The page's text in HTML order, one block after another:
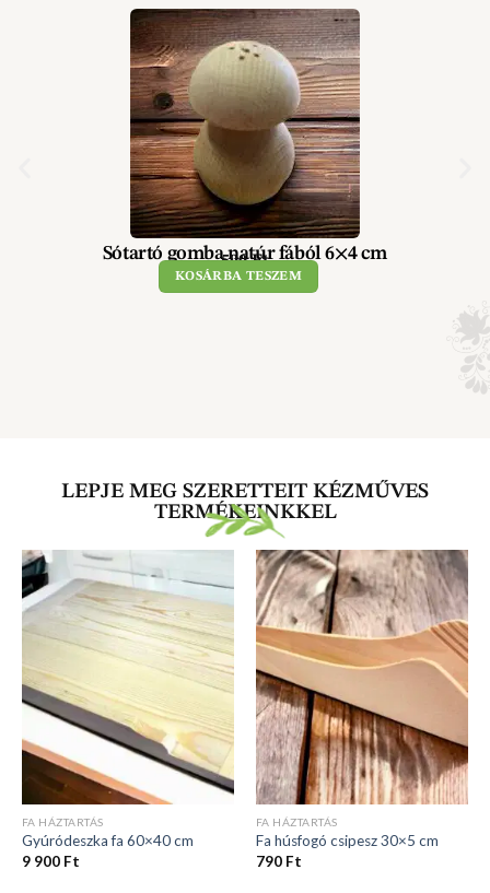
Sótartó gomba natúr fából 6×4 cm
590Ft
KOSÁRBA TESZEM
LEPJE MEG SZERETTEIT KÉZMŰVES
TERMÉKEINKKEL
FA HÁZTARTÁS
Gyúródeszka fa 60×40 cm
9 900 Ft
FA HÁZTARTÁS
Fa húsfogó csipesz 30×5 cm
790 Ft